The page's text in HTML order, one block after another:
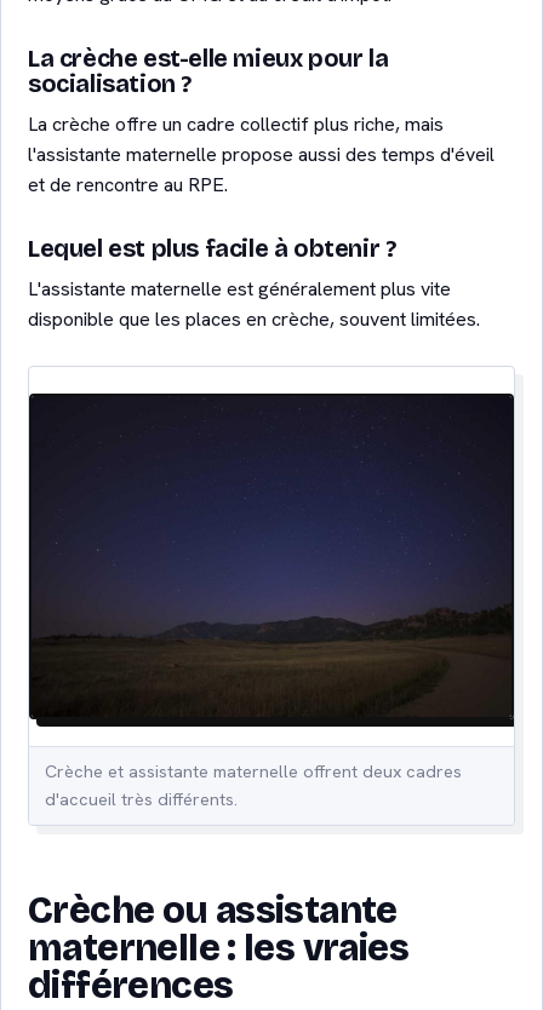
La crèche est-elle mieux pour la
socialisation ?
La crèche offre un cadre collectif plus riche, mais
l'assistante maternelle propose aussi des temps d'éveil
et de rencontre au RPE.
Lequel est plus facile à obtenir ?
L'assistante maternelle est généralement plus vite
disponible que les places en crèche, souvent limitées.
Crèche et assistante maternelle offrent deux cadres
d'accueil très différents.
Crèche ou assistante
maternelle : les vraies
différences